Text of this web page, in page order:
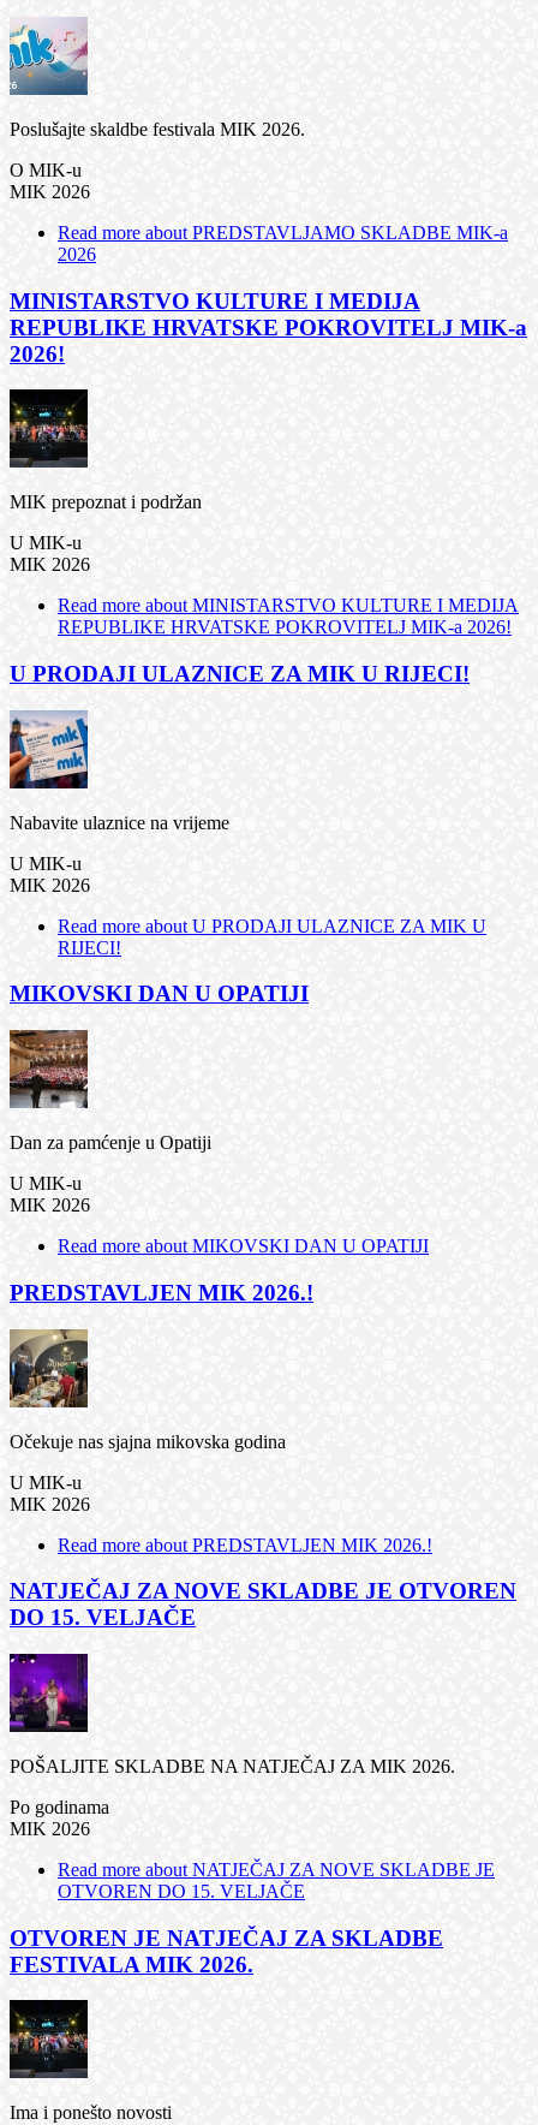
Poslušajte skaldbe festivala MIK 2026.
O MIK-u
MIK 2026
Read more about PREDSTAVLJAMO SKLADBE MIK-a
2026
MINISTARSTVO KULTURE I MEDIJA
REPUBLIKE HRVATSKE POKROVITELJ MIK-a
2026!
MIK prepoznat i podržan
U MIK-u
MIK 2026
Read more about MINISTARSTVO KULTURE I MEDIJA
REPUBLIKE HRVATSKE POKROVITELJ MIK-a 2026!
U PRODAJI ULAZNICE ZA MIK U RIJECI!
Nabavite ulaznice na vrijeme
U MIK-u
MIK 2026
Read more about U PRODAJI ULAZNICE ZA MIK U
RIJECI!
MIKOVSKI DAN U OPATIJI
Dan za pamćenje u Opatiji
U MIK-u
MIK 2026
Read more about MIKOVSKI DAN U OPATIJI
PREDSTAVLJEN MIK 2026.!
Očekuje nas sjajna mikovska godina
U MIK-u
MIK 2026
Read more about PREDSTAVLJEN MIK 2026.!
NATJEČAJ ZA NOVE SKLADBE JE OTVOREN
DO 15. VELJAČE
POŠALJITE SKLADBE NA NATJEČAJ ZA MIK 2026.
Po godinama
MIK 2026
Read more about NATJEČAJ ZA NOVE SKLADBE JE
OTVOREN DO 15. VELJAČE
OTVOREN JE NATJEČAJ ZA SKLADBE
FESTIVALA MIK 2026.
Ima i ponešto novosti